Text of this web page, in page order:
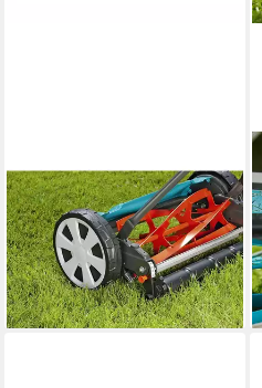
Elektrorasenmäher Gardena
Spindelmäher Classic 400
Hand-Rasenmäher, 41 cm
Schnittbreite
114,99 €
lieferbar - in 2-3 Werktagen bei dir